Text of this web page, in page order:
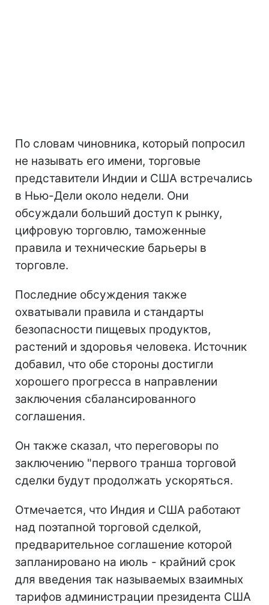
По словам чиновника, который попросил
не называть его имени, торговые
представители Индии и США встречались
в Нью-Дели около недели. Они
обсуждали больший доступ к рынку,
цифровую торговлю, таможенные
правила и технические барьеры в
торговле.
Последние обсуждения также
охватывали правила и стандарты
безопасности пищевых продуктов,
растений и здоровья человека. Источник
добавил, что обе стороны достигли
хорошего прогресса в направлении
заключения сбалансированного
соглашения.
Он также сказал, что переговоры по
заключению "первого транша торговой
сделки будут продолжать ускоряться.
Отмечается, что Индия и США работают
над поэтапной торговой сделкой,
предварительное соглашение которой
запланировано на июль - крайний срок
для введения так называемых взаимных
тарифов администрации президента США